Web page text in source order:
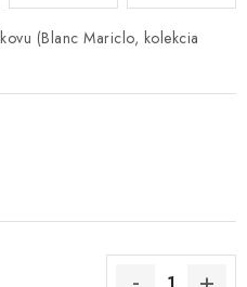
(Blanc Mariclo, kolekcia